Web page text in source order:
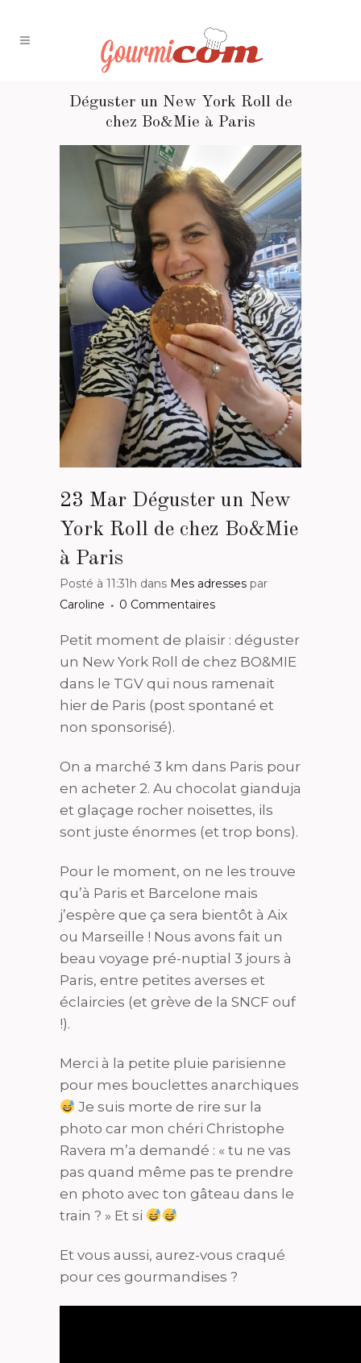
Déguster un New York Roll de
chez Bo&Mie à Paris
23 Mar Déguster un New
York Roll de chez Bo&Mie
à Paris
Posté à 11:31h dans Mes adresses par
Caroline
0 Commentaires
Petit moment de plaisir : déguster
un New York Roll de chez BO&MIE
dans le TGV qui nous ramenait
hier de Paris (post spontané et
non sponsorisé).
On a marché 3 km dans Paris pour
en acheter 2. Au chocolat gianduja
et glaçage rocher noisettes, ils
sont juste énormes (et trop bons).
Pour le moment, on ne les trouve
qu’à Paris et Barcelone mais
j’espère que ça sera bientôt à Aix
ou Marseille ! Nous avons fait un
beau voyage pré-nuptial 3 jours à
Paris, entre petites averses et
éclaircies (et grève de la SNCF ouf
!).
Merci à la petite pluie parisienne
pour mes bouclettes anarchiques
Je suis morte de rire sur la
photo car mon chéri Christophe
Ravera m’a demandé : « tu ne vas
pas quand même pas te prendre
en photo avec ton gâteau dans le
train ? » Et si
Et vous aussi, aurez-vous craqué
pour ces gourmandises ?